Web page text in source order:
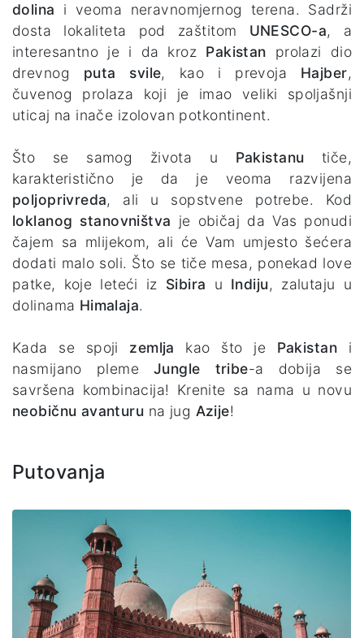
dolina i veoma neravnomjernog terena. Sadrži
dosta lokaliteta pod zaštitom UNESCO-a, a
interesantno je i da kroz Pakistan prolazi dio
drevnog puta svile, kao i prevoja Hajber,
čuvenog prolaza koji je imao veliki spoljašnji
uticaj na inače izolovan potkontinent.
Što se samog života u Pakistanu tiče,
karakteristično je da je veoma razvijena
poljoprivreda, ali u sopstvene potrebe. Kod
loklanog stanovništva je običaj da Vas ponudi
čajem sa mlijekom, ali će Vam umjesto šećera
dodati malo soli. Što se tiče mesa, ponekad love
patke, koje leteći iz Sibira u Indiju, zalutaju u
dolinama Himalaja.
Kada se spoji zemlja kao što je Pakistani
nasmijano pleme Jungle tribe-a dobija se
savršena kombinacija! Krenite sa nama u novu
neobičnu avanturu na jug Azije!
Putovanja